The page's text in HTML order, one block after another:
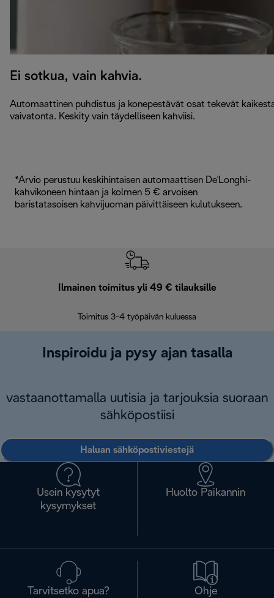
Ei sotkua, vain kahvia.
Automaattinen puhdistus ja konepestävät osat tekevät
vaivatonta. Keskity vain täydelliseen kahviisi.
*Arvio perustuu keskihintaisen automaattisen De'Longhi-
kahvikoneen hintaan ja kolmen 5 € arvoisen
baristatasoisen kahvijuoman päivittäiseen kulutukseen.
Ilmainen toimitus yli 49 € tilauksille
Toimitus 3-4 työpäivän kuluessa
Inspiroidu ja pysy ajan tasalla
vastaanottamalla uutisia ja tarjouksia suoraan
sähköpostiisi
Haluan sähköpostiviestejä
Usein kysytyt
kysymykset
Huolto Paikannin
Tarvitsetko apua? Ohje